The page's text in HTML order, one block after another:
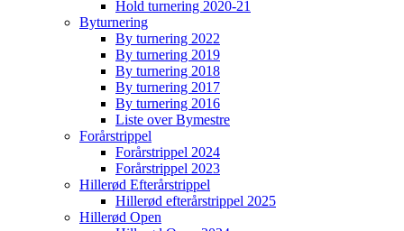
Hold turnering 2020-21
Byturnering
By turnering 2022
By turnering 2019
By turnering 2018
By turnering 2017
By turnering 2016
Liste over Bymestre
Forårstrippel
Forårstrippel 2024
Forårstrippel 2023
Hillerød Efterårstrippel
Hillerød efterårstrippel 2025
Hillerød Open